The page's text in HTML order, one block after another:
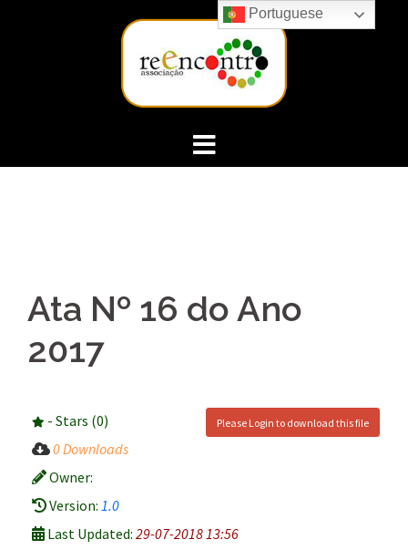
Ata Nº 16 do Ano
2017
Please Login to download this file
- Stars (0)
0 Downloads
Owner:
Version: 1.0
Last Updated: 29-07-2018 13:56
Portuguese